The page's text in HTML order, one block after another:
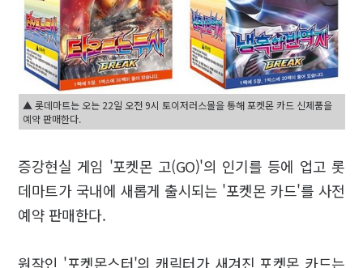
▲ 롯데마트는 오는 22일 오전 9시 토이저러스몰을 통해 포켓몬 카드 신제품을
예약 판매한다.
증강현실 게임 '포켓몬 고(GO)'의 인기를 등에 업고 롯
데마트가 국내에 새롭게 출시되는 '포켓몬 카드'를 사전
예약 판매한다.
원작인 '포켓몬스터'의 캐릭터가 새겨진 포켓몬 카드는